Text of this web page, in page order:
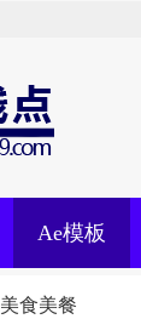
Ae模板
美食美餐